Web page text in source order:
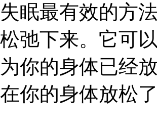
失眠最有效的方
松弛下来。它可
为你的身体已经
在你的身体放松